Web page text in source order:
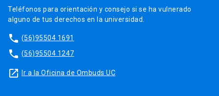
Teléfonos para orientación y consejo si se ha vulnerado
alguno de tus derechos en la universidad.
phone (56)95504 1691
phone (56)95504 1247
launch Ir a la Oficina de Ombuds UC